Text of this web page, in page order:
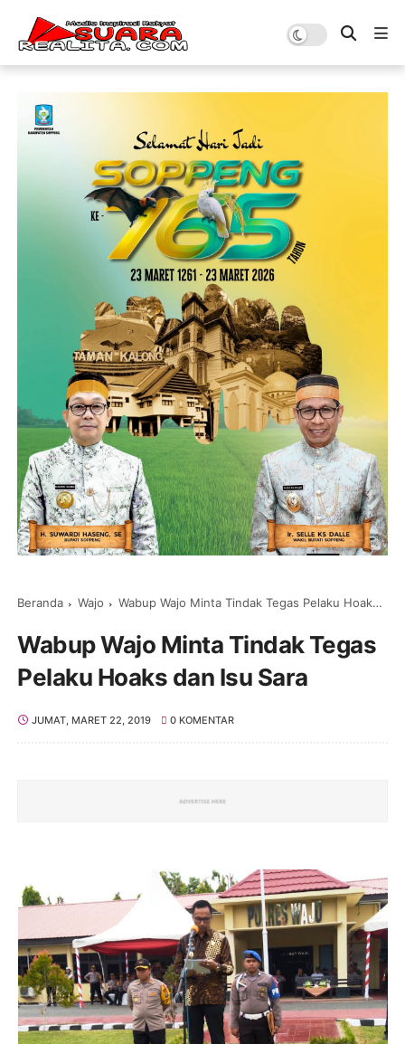
Beranda Wajo Wabup Wajo Minta Tindak Tegas Pelaku Hoaks dan Isu Sara
Wabup Wajo Minta Tindak Tegas
Pelaku Hoaks dan Isu Sara
JUMAT, MARET 22, 2019 0 KOMENTAR